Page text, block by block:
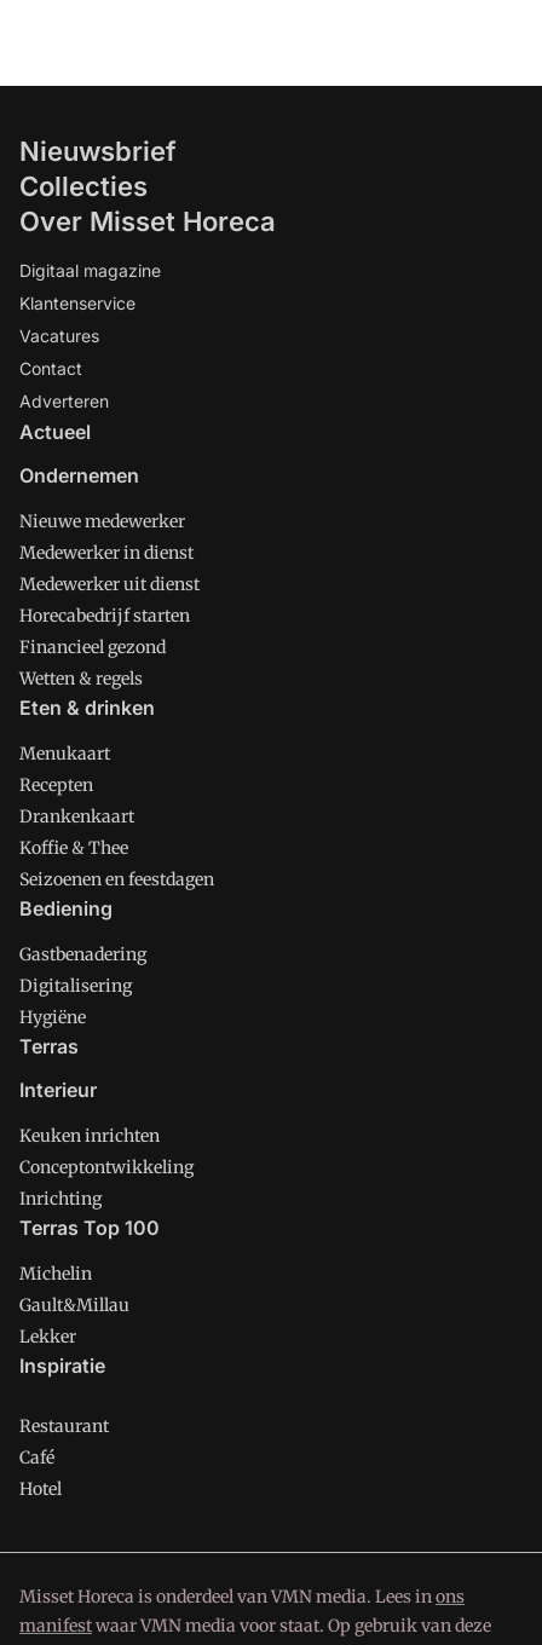
Nieuwsbrief
Collecties
Over Misset Horeca
Digitaal magazine
Klantenservice
Vacatures
Contact
Adverteren
Actueel
Ondernemen
Nieuwe medewerker
Medewerker in dienst
Medewerker uit dienst
Horecabedrijf starten
Financieel gezond
Wetten & regels
Eten & drinken
Menukaart
Recepten
Drankenkaart
Koffie & Thee
Seizoenen en feestdagen
Bediening
Gastbenadering
Digitalisering
Hygiëne
Terras
Interieur
Keuken inrichten
Conceptontwikkeling
Inrichting
Terras Top 100
Michelin
Gault&Millau
Lekker
Inspiratie
Restaurant
Café
Hotel
Misset Horeca is onderdeel van VMN media. Lees inons
manifestwaar VMN media voor staat. Op gebruik van deze